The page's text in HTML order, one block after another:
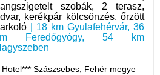
szobák, 2 terasz,
kerékpár kölcsönzés, őrzött
| 18 km Gyulafehérvár, 36
Feredőgyógy, 54 km
Hotel*** Szászsebes, Fehér megye